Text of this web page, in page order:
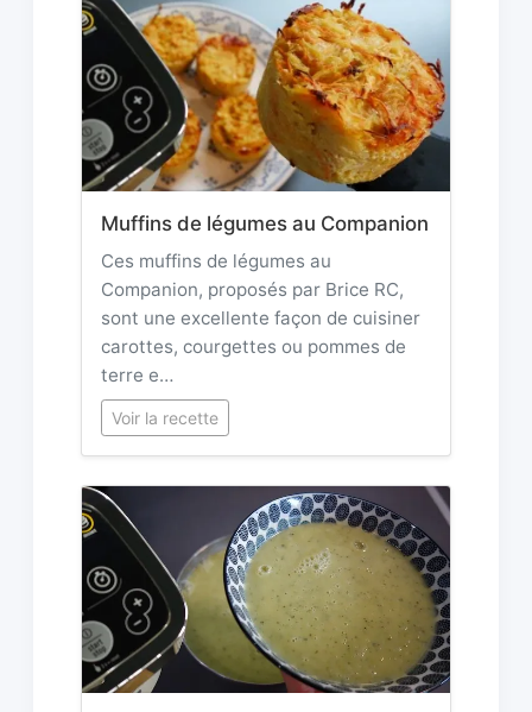
Muffins de légumes au Companion
Ces muffins de légumes au
Companion, proposés par Brice RC,
sont une excellente façon de cuisiner
carottes, courgettes ou pommes de
terre e…
Voir la recette